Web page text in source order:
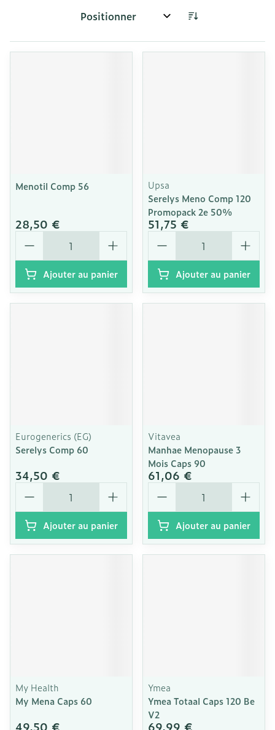
Trier par:
Menotil Comp 56
28,50 €
Quantité
Ajouter au panier
Upsa
Serelys Meno Comp 120
Promopack 2e 50%
51,75 €
Quantité
Ajouter au panier
Eurogenerics (EG)
Serelys Comp 60
34,50 €
Quantité
Ajouter au panier
Vitavea
Manhae Menopause 3
Mois Caps 90
61,06 €
Quantité
Ajouter au panier
My Health
My Mena Caps 60
49,50 €
Ymea
Ymea Totaal Caps 120 Be
V2
69,99 €